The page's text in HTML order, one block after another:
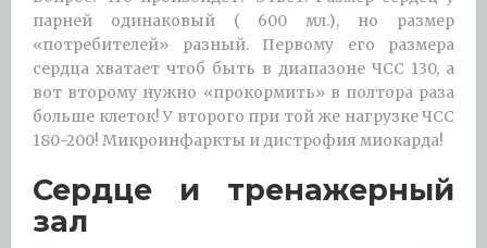
парней одинаковый ( 600 мл.), но размер
«потребителей» разный. Первому его размера
сердца хватает чтоб быть в диапазоне ЧСС 130, а
вот второму нужно «прокормить» в полтора раза
больше клеток! У второго при той же нагрузке ЧСС
180-200! Микроинфаркты и дистрофия миокарда!
Сердце и тренажерный
зал